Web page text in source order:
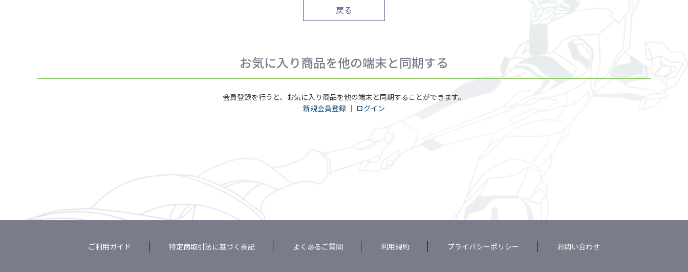
戻る
お気に入り商品を他の端末と同期する
会員登録を行うと、お気に入り商品を他の端末と同期することができます。
新規会員登録 ｜ ログイン
ご利用ガイド 特定商取引法に基づく表記 よくあるご質問 利用規約 プライバシーポリシー お問い合わせ